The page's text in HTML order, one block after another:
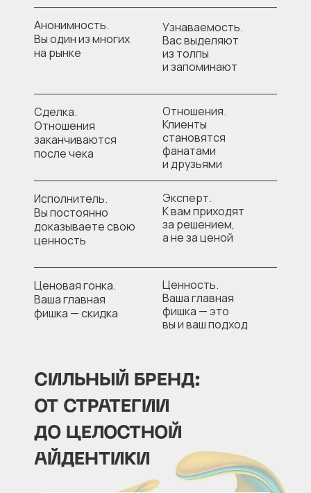
Ценовая гонка.
Ваша главная
фишка — скидка
Ценность.
Ваша главная
фишка — это
вы и ваш подход
Исполнитель.
Вы постоянно
доказываете свою
ценность
Эксперт.
К вам приходят
за решением,
а не за ценой
Сделка.
Отношения
заканчиваются
после чека
Отношения.
Клиенты
становятся
фанатами
и друзьями
Анонимность.
Вы один из многих
на рынке
Узнаваемость.
Вас выделяют
из толпы
и запоминают
СИЛЬНЫЙ БРЕНД:
ОТ СТРАТЕГИИ
ДО ЦЕЛОСТНОЙ
АЙДЕНТИКИ